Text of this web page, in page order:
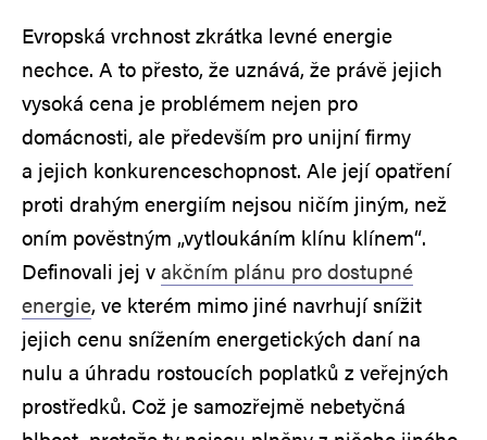
Evropská vrchnost zkrátka levné energie
nechce. A to přesto, že uznává, že právě jejich
vysoká cena je problémem nejen pro
domácnosti, ale především pro unijní firmy
a jejich konkurenceschopnost. Ale její opatření
proti drahým energiím nejsou ničím jiným, než
oním pověstným „vytloukáním klínu klínem“.
Definovali jej vakčním plánu pro dostupné
energie, ve kterém mimo jiné navrhují snížit
jejich cenu snížením energetických daní na
nulu a úhradu rostoucích poplatků z veřejných
prostředků. Což je samozřejmě nebetyčná